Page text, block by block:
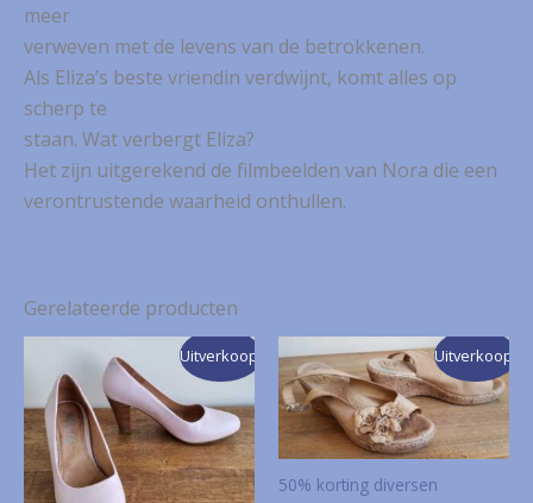
meer
verweven met de levens van de betrokkenen.
Als Eliza’s beste vriendin verdwijnt, komt alles op
scherp te
staan. Wat verbergt Eliza?
Het zijn uitgerekend de filmbeelden van Nora die een
verontrustende waarheid onthullen.
Gerelateerde producten
Uitverkoop! Uitverkoop!
50% korting diversen